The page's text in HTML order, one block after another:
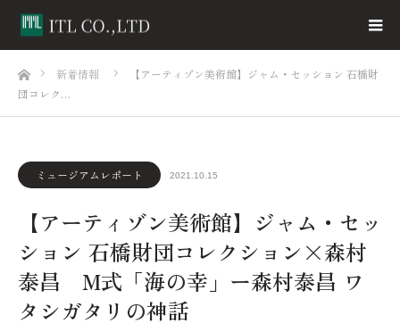
ホーム新着情報
【アーティゾン美術館】ジャム・セッション 石橋財
団コレク…
ミュージアムレポート 2021.10.15
【アーティゾン美術館】ジャム・セッ
ション 石橋財団コレクション×森村
泰昌 M式「海の幸」ー森村泰昌 ワ
タシガタリの神話